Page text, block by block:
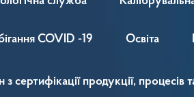
COVID -19 Освіта
з сертифікації продукції,